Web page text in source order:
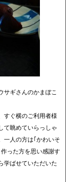
サギさんのかまぼこ
すぐ横のご利用者様
て眺めていらっしゃ
一人の方は｢かわいそ
った方を思い感謝す
学ばせていただいた